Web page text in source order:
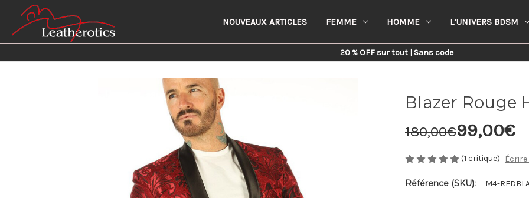
NOUVEAUX ARTICLES FEMME HOMME L’UNIVERS BDSM
20 % OFF sur tout | Sans code
Steampunk Blazer Rouge Homme En Brocart
Blazer Rouge
180,00€99,00€
(1 critique)
Référence (SKU): M4-